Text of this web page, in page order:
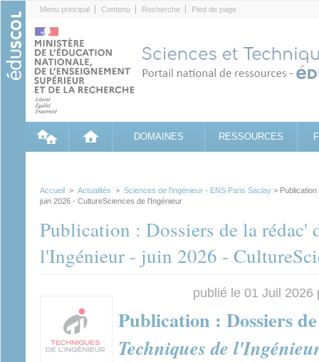
Menu principal Contenu Recherche Pied de page
DOMAINES RESSOURCES
Accueil > Actualités > Sciences de l'ingénieur - ENS Paris Saclay >
juin 2026 - CultureSciences de l'Ingénieur
Publication : Dossiers de la rédac'
l'Ingénieur - juin 2026 -
publié le 01 Juil
Publication : Dossiers
Techniques de